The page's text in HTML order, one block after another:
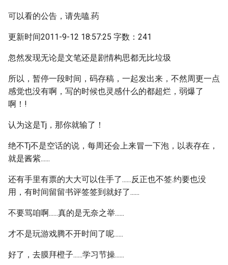
可以看的公告，请先嗑.药
更新时间2011-9-12 18:57:25 字数：241
忽然发现无论是文笔还是剧情构思都无比垃圾
所以，暂停一段时间，码存稿，一起发出来，不然周更一点
感觉也没有啊，写的时候也灵感什么的都超烂，弱爆了
啊！!
认为这是Tj，那你就输了！
绝不Tj不是空话的说，每周还会上来冒一下泡，以表存在，
就是酱紫......
还有手里有票的大大可以住手了......反正也不签.约要也没
用，有时间留留书评签签到就好了......
不要骂咱啊......真的是无奈之举......
才不是玩游戏腾不开时间了呢......
好了，去膜拜橙子......学习节操......